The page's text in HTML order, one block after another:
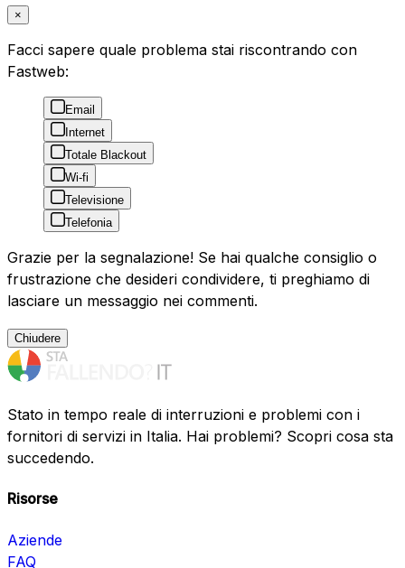
×
Facci sapere quale problema stai riscontrando con
Fastweb:
Email
Internet
Totale Blackout
Wi-fi
Televisione
Telefonia
Grazie per la segnalazione! Se hai qualche consiglio o
frustrazione che desideri condividere, ti preghiamo di
lasciare un messaggio nei commenti.
Chiudere
Stato in tempo reale di interruzioni e problemi con i
fornitori di servizi in Italia. Hai problemi? Scopri cosa sta
succedendo.
Risorse
Aziende
FAQ